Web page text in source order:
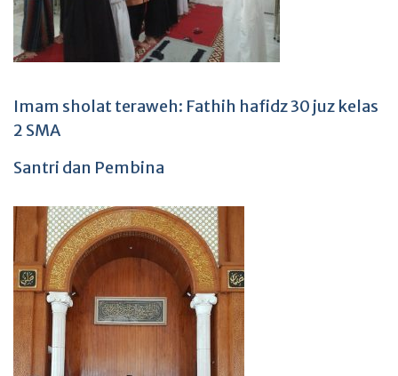
Imam sholat teraweh: Fathih hafidz 30 juz kelas
2 SMA
Santri dan Pembina